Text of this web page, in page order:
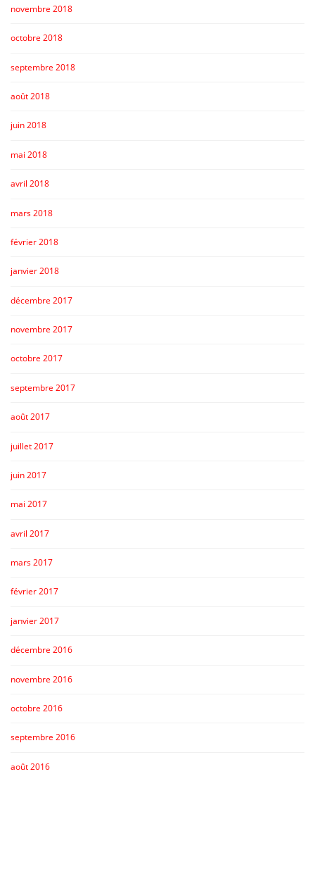
novembre 2018
octobre 2018
septembre 2018
août 2018
juin 2018
mai 2018
avril 2018
mars 2018
février 2018
janvier 2018
décembre 2017
novembre 2017
octobre 2017
septembre 2017
août 2017
juillet 2017
juin 2017
mai 2017
avril 2017
mars 2017
février 2017
janvier 2017
décembre 2016
novembre 2016
octobre 2016
septembre 2016
août 2016